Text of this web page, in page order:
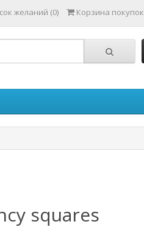
желаний (0) Корзина покупок
squares